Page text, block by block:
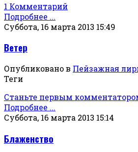
1 Комментарий
Подробнее ...
Суббота, 16 марта 2013 15:49
Ветер
Опубликовано в Пейзажная
Теги
Станьте первым
Подробнее ...
Суббота, 16 марта 2013 15:14
Блаженство